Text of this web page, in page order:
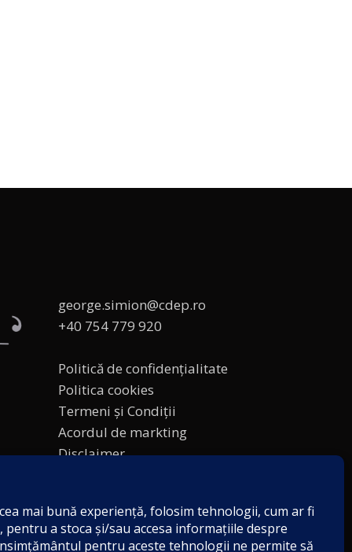
george.simion@cdep.ro
+40 754 779 920
Politică de confidențialitate
Politica cookies
Termeni și Condiții
Acordul de markting
Disclaimer